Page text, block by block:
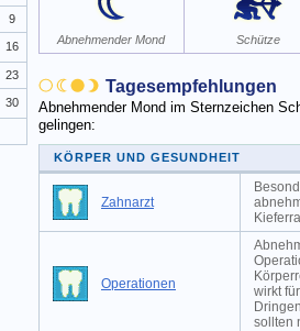
Abnehmender Mond Schütze
Tagesempfehlungen
Abnehmender Mond im Sternzeichen
gelingen:
KÖRPER UND GESUNDHEIT
Zahnarzt
Operationen
wirkt
sollten
9
16
23
30